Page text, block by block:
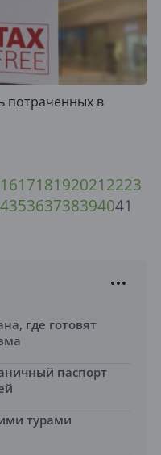
потраченных в
1617181920212223
35363738394041
где готовят
паспорт
турами